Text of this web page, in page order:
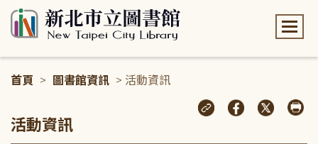
首頁 > 圖書館資訊 > 活動資訊
活動資訊